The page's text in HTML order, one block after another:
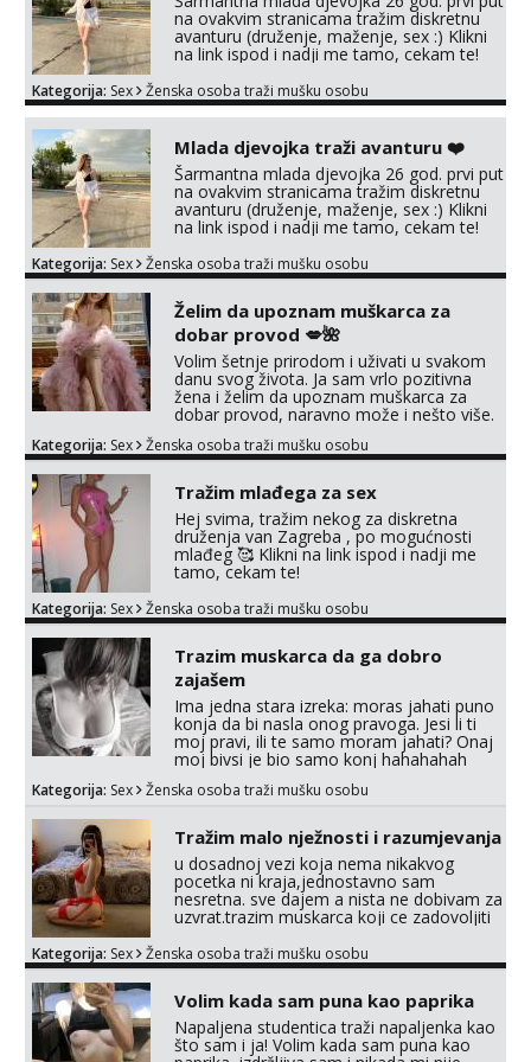
tel:0,93€ - mob:1,12€ min
Anđela
Čekam tvoj poziv!
Tel:064/677-677- Kod: #142
tel:0,93€ - mob:1,12€ min
na ovakvim stranicama tražim diskretnu
avanturu (druženje, maženje, sex :) Klikni
na link ispod i nadji me tamo, cekam te!
Kategorija: Sex Ženska osoba traži mušku osobu
Mlada djevojka traži avanturu ❤️
Šarmantna mlada djevojka 26 god. prvi put
na ovakvim stranicama tražim diskretnu
avanturu (druženje, maženje, sex :) Klikni
na link ispod i nadji me tamo, cekam te!
Kategorija: Sex Ženska osoba traži mušku osobu
Želim da upoznam muškarca za
dobar provod 💋🌺
Volim šetnje prirodom i uživati u svakom
danu svog života. Ja sam vrlo pozitivna
žena i želim da upoznam muškarca za
dobar provod, naravno može i nešto više.
cekam te!
Kategorija: Sex Ženska osoba traži mušku osobu
Tražim mlađega za sex
Hej svima, tražim nekog za diskretna
druženja van Zagreba , po mogućnosti
mlađeg 🥰 Klikni na link ispod i nadji me
tamo, cekam te!
Kategorija: Sex Ženska osoba traži mušku osobu
Trazim muskarca da ga dobro
zajašem
Ima jedna stara izreka: moras jahati puno
konja da bi nasla onog pravoga. Jesi li ti
moj pravi, ili te samo moram jahati? Onaj
moj bivsi je bio samo konj hahahahah
tamo....
Kategorija: Sex Ženska osoba traži mušku osobu
Tražim malo nježnosti i razumjevanja
u dosadnoj vezi koja nema nikakvog
pocetka ni kraja,jednostavno sam
nesretna. sve dajem a nista ne dobivam za
uzvrat.trazim muskarca koji ce zadovoljiti
njeznosti i razumjevanja. volim njezan
seks i njezne poljupce po tijelu koji me
preuzme kontrolu . javi se :) Klikni na link
ispod i nadji me tamo, cekam te!
Kategorija: Sex Ženska osoba traži mušku osobu
Volim kada sam puna kao paprika
Napaljena studentica traži napaljenka kao
što sam i ja! Volim kada sam puna kao